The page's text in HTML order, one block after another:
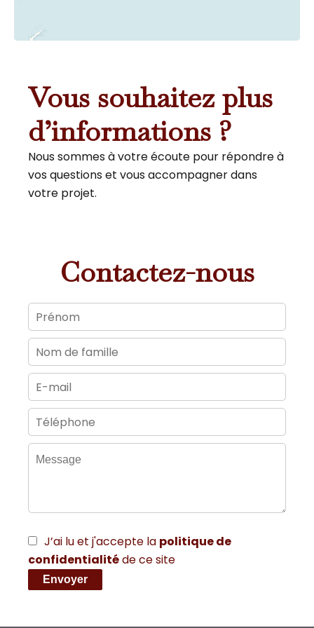
Vous souhaitez plus
d’informations ?
Nous sommes à votre écoute pour répondre à
vos questions et vous accompagner dans
votre projet.
Contactez-nous
J’ai lu et j'accepte la politique de
confidentialitéde ce site
Envoyer